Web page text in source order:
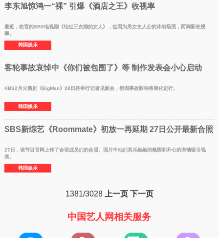
李东旭惊鸿一“裸” 引爆《酒店之王》收视率
最近，收官的SBS电视剧《结过三次婚的女人》，也因为男女主人公的沐浴场面，而刷新收视
率。
韩国娱乐
客轮事故哀悼中《你们被包围了》等 制作发表会小心启动
KBS2月火新剧《BigMan》28日将举行记者见面会，但因事故影响将简化进行。
韩国娱乐
SBS新综艺《Roommate》初放一再延期 27日公开最新合照
27日，该节目官网上传了合宿成员们的合照。照片中他们其乐融融的氛围和开心的表情吸引视
线。
韩国娱乐
1381/3028 上一页 下一页
中国艺人网相关服务